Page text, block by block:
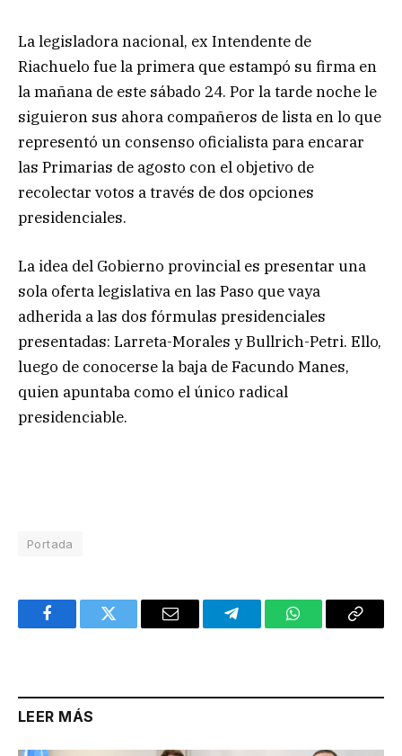
La legisladora nacional, ex Intendente de
Riachuelo fue la primera que estampó su firma en
la mañana de este sábado 24. Por la tarde noche le
siguieron sus ahora compañeros de lista en lo que
representó un consenso oficialista para encarar
las Primarias de agosto con el objetivo de
recolectar votos a través de dos opciones
presidenciales.
La idea del Gobierno provincial es presentar una
sola oferta legislativa en las Paso que vaya
adherida a las dos fórmulas presidenciales
presentadas: Larreta-Morales y Bullrich-Petri. Ello,
luego de conocerse la baja de Facundo Manes,
quien apuntaba como el único radical
presidenciable.
Portada
FacebookTwitter Email TelegramWhatsAppCopy
LEER MÁS